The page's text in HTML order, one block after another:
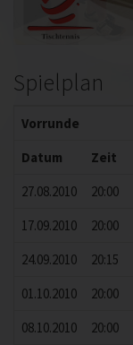
Spielplan
Vorrunde
Datum
Zeit
27.08.2010
20:00
17.09.2010
20:00
24.09.2010
20:15
01.10.2010
20:00
08.10.2010
20:00